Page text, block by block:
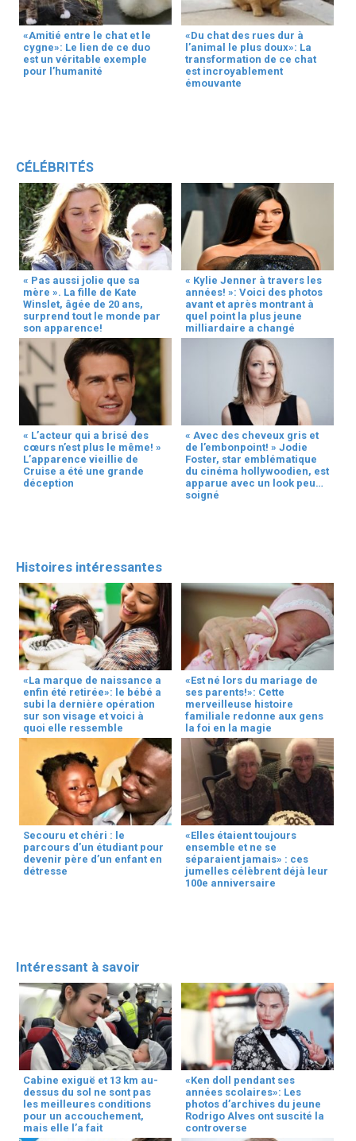
«Amitié entre le chat et le
cygne»: Le lien de ce duo
est un véritable exemple
pour l’humanité
«Du chat des rues dur à
l’animal le plus doux»: La
transformation de ce chat
est incroyablement
émouvante
CÉLÉBRITÉS
« Pas aussi jolie que sa
mère ». La fille de Kate
Winslet, âgée de 20 ans,
surprend tout le monde par
son apparence!
« Kylie Jenner à travers les
années! »: Voici des photos
avant et après montrant à
quel point la plus jeune
milliardaire a changé
« L’acteur qui a brisé des
cœurs n’est plus le même! »
L’apparence vieillie de
Cruise a été une grande
déception
« Avec des cheveux gris et
de l’embonpoint! » Jodie
Foster, star emblématique
du cinéma hollywoodien, est
apparue avec un look peu
soigné
Histoires intéressantes
«La marque de naissance a
enfin été retirée»: le bébé a
subi la dernière opération
sur son visage et voici à
quoi elle ressemble
«Est né lors du mariage de
ses parents!»: Cette
merveilleuse histoire
familiale redonne aux gens
la foi en la magie
Secouru et chéri : le
parcours d’un étudiant pour
devenir père d’un enfant en
détresse
«Elles étaient toujours
ensemble et ne se
séparaient jamais» : ces
jumelles célèbrent déjà leur
100e anniversaire
Intéressant à savoir
Cabine exiguë et 13 km au-
dessus du sol ne sont pas
les meilleures conditions
pour un accouchement,
mais elle l’a fait
«Ken doll pendant ses
années scolaires»: Les
photos d’archives du jeune
Rodrigo Alves ont suscité la
controverse